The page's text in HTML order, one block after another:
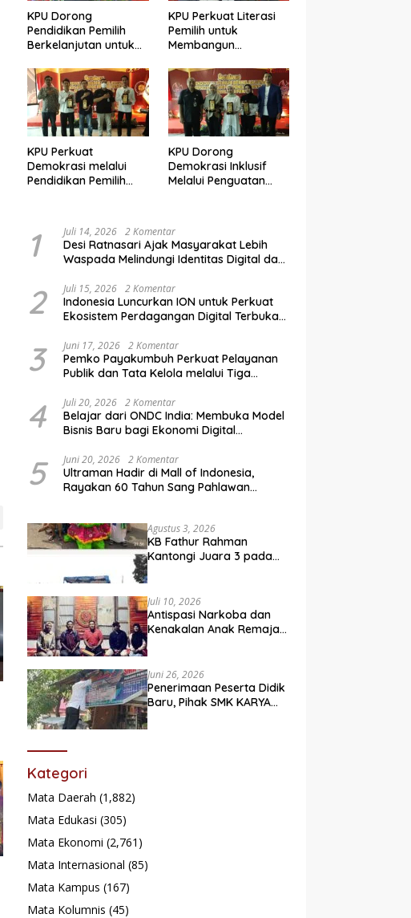
KPU Dorong
Pendidikan Pemilih
Berkelanjutan untuk
Demokrasi
KPU Perkuat Literasi
Pemilih untuk
Membangun
Berkualitas
KPU Perkuat
Demokrasi melalui
Pendidikan Pemilih
Marjinal, dan Pemula
KPU Dorong
Demokrasi Inklusif
Melalui Penguatan
1 Juli 14, 2026 2 Komentar
Desi Ratnasari Ajak Masyarakat Lebih
Waspada Melindungi Identitas Digital dan
2 Juli 15, 2026 2 Komentar
Indonesia Luncurkan ION untuk Perkuat
Ekosistem Perdagangan Digital Terbuka
3 Juni 17, 2026 2 Komentar
Pemko Payakumbuh Perkuat Pelayanan
Publik dan Tata Kelola melalui Tiga
4 Juli 20, 2026 2 Komentar
Belajar dari ONDC India: Membuka Model
Bisnis Baru bagi Ekonomi Digital
5 Juni 20, 2026 2 Komentar
Ultraman Hadir di Mall of Indonesia,
Rayakan 60 Tahun Sang Pahlawan
Agustus 3, 2026
KB Fathur Rahman
Kantongi Juara 3 pada
Juli 10, 2026
Antispasi Narkoba dan
Kenakalan Anak Remaja,
Surau
Juni 26, 2026
Penerimaan Peserta Didik
Baru, Pihak SMK KARYA
Kategori
Mata Daerah (1,882)
Mata Edukasi (305)
Mata Ekonomi (2,761)
Mata Internasional (85)
Mata Kampus (167)
Mata Kolumnis (45)